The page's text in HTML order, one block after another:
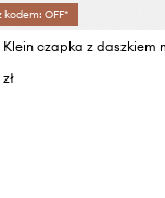
kodem: OFF*